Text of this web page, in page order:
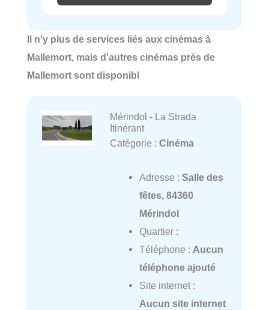
Il n'y plus de services liés aux cinémas à
Mallemort, mais d'autres cinémas près de
Mallemort sont disponibl
Mérindol - La Strada
Itinérant
Catégorie : Cinéma
Adresse : Salle des
fêtes, 84360
Mérindol
Quartier :
Téléphone : Aucun
téléphone ajouté
Site internet :
Aucun site internet